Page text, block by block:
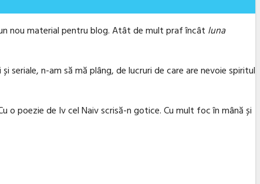
nou material pentru blog. Atât de mult praf încât luna
n-am să mă plâng, de lucruri de care are nevoie spiritul
o poezie de Iv cel Naiv scrisă-n gotice. Cu mult foc în mână și